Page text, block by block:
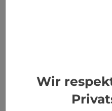
:
Brauerei
Wir